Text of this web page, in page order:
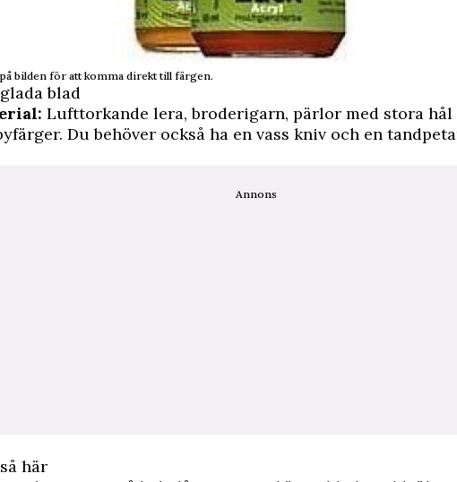
bilden för att komma direkt till färgen.
blad
Lufttorkande lera, broderigarn, pärlor med stora hål
Du behöver också ha en vass kniv och en
Annons
här